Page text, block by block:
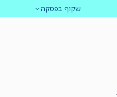
שקוף בפסקה